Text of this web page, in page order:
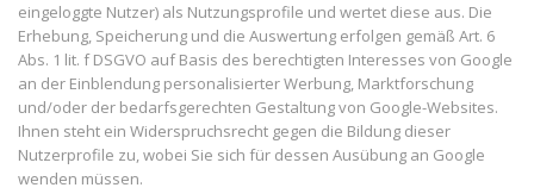
eingeloggte Nutzer) als Nutzungsprofile und wertet diese aus. Die
Erhebung, Speicherung und die Auswertung erfolgen gemäß Art. 6
Abs. 1 lit. f DSGVO auf Basis des berechtigten Interesses von Google
an der Einblendung personalisierter Werbung, Marktforschung
und/oder der bedarfsgerechten Gestaltung von Google-Websites.
Ihnen steht ein Widerspruchsrecht gegen die Bildung dieser
Nutzerprofile zu, wobei Sie sich für dessen Ausübung an Google
wenden müssen.